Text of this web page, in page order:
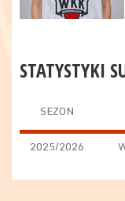
STATYSTYKI
SEZON
2025/2026